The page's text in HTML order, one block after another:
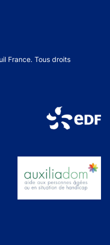
France. Tous droits